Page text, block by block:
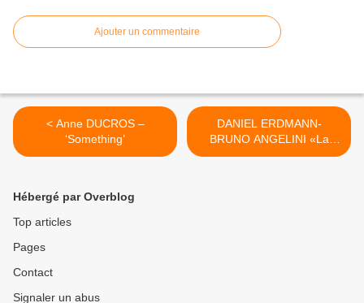
Ajouter un commentaire
< Anne DUCROS –
‘Something’
DANIEL ERDMANN-
BRUNO ANGELINI «La
dernière nuit» >
Hébergé par Overblog
Top articles
Pages
Contact
Signaler un abus